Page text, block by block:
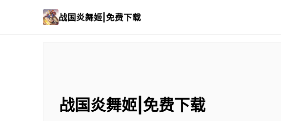
战国炎舞姬|免费下载
战国炎舞姬|免费下载